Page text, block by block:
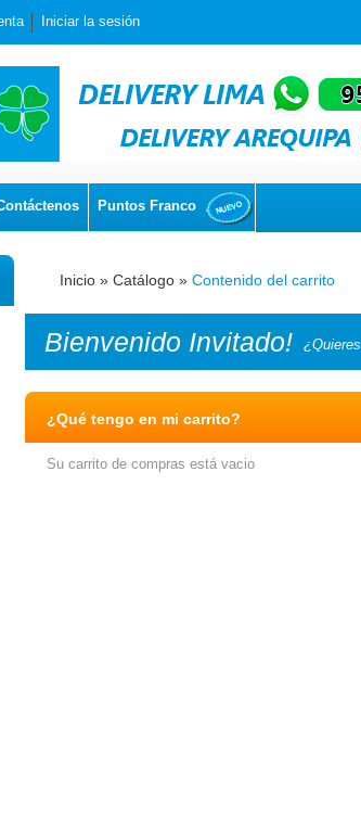
Iniciar la sesión
Puntos Franco
Inicio » Catálogo » Contenido del carrito
Bienvenido Invitado! ¿Quieres
¿Qué tengo en mi carrito?
Su carrito de compras está vacio